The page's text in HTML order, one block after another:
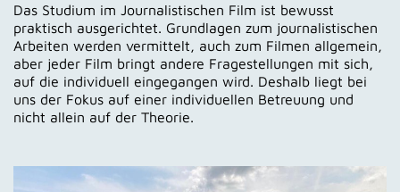
Das Studium im Journalistischen Film ist bewusst
praktisch ausgerichtet. Grundlagen zum journalistischen
Arbeiten werden vermittelt, auch zum Filmen allgemein,
aber jeder Film bringt andere Fragestellungen mit sich,
auf die individuell eingegangen wird. Deshalb liegt bei
uns der Fokus auf einer individuellen Betreuung und
nicht allein auf der Theorie.